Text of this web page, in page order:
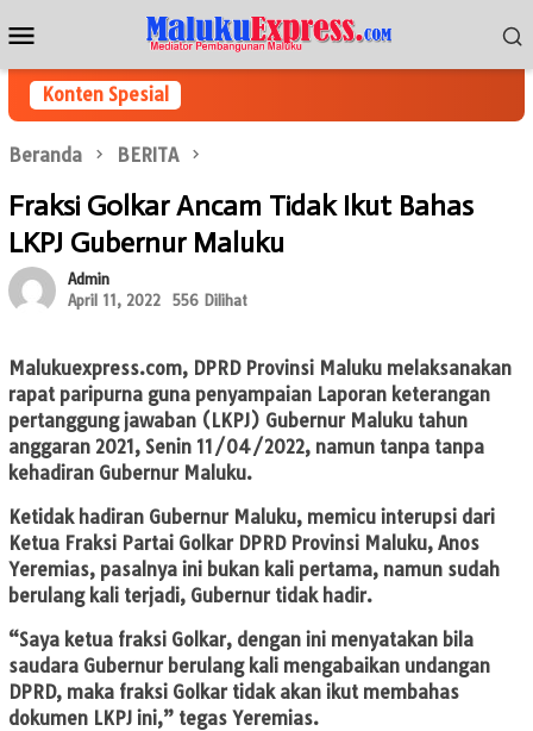
ke
kontenMobile
Konten Spesial
Beranda BERITA
Fraksi Golkar Ancam Tidak Ikut Bahas
LKPJ Gubernur Maluku
Admin
April 11, 2022
556 Dilihat
Malukuexpress.com, DPRD Provinsi Maluku melaksanakan
rapat paripurna guna penyampaian Laporan keterangan
pertanggung jawaban (LKPJ) Gubernur Maluku tahun
anggaran 2021, Senin 11/04/2022, namun tanpa tanpa
kehadiran Gubernur Maluku.
Ketidak hadiran Gubernur Maluku, memicu interupsi dari
Ketua Fraksi Partai Golkar DPRD Provinsi Maluku, Anos
Yeremias, pasalnya ini bukan kali pertama, namun sudah
berulang kali terjadi, Gubernur tidak hadir.
“Saya ketua fraksi Golkar, dengan ini menyatakan bila
saudara Gubernur berulang kali mengabaikan undangan
DPRD, maka fraksi Golkar tidak akan ikut membahas
dokumen LKPJ ini,” tegas Yeremias.